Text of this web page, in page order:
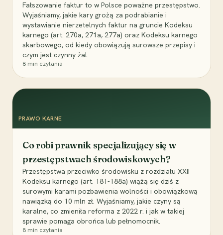
Fałszowanie faktur to w Polsce poważne przestępstwo.
Wyjaśniamy, jakie kary grożą za podrabianie i
wystawianie nierzetelnych faktur na gruncie Kodeksu
karnego (art. 270a, 271a, 277a) oraz Kodeksu karnego
skarbowego, od kiedy obowiązują surowsze przepisy i
czym jest czynny żal.
8 min czytania
PRAWO KARNE
Co robi prawnik specjalizujący się w
przestępstwach środowiskowych?
Przestępstwa przeciwko środowisku z rozdziału XXII
Kodeksu karnego (art. 181-188a) wiążą się dziś z
surowymi karami pozbawienia wolności i obowiązkową
nawiązką do 10 mln zł. Wyjaśniamy, jakie czyny są
karalne, co zmieniła reforma z 2022 r. i jak w takiej
sprawie pomaga obrońca lub pełnomocnik.
8 min czytania